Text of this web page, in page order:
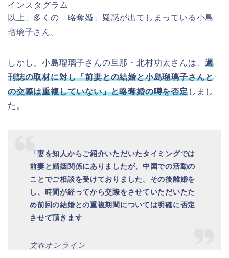
インスタグラム
以上、多くの「略奪婚」疑惑が出てしまっている小島
瑠璃子さん。
しかし、小島瑠璃子さんの旦那・北村功太さんは、週
刊誌の取材に対し「前妻との結婚と小島瑠璃子さんと
の交際は重複していない」と略奪婚の噂を否定しまし
た。
「妻を知人からご紹介いただいたタイミングでは
前妻と婚姻関係にありましたが、中国での活動の
ことでご相談を受けておりました。その後離婚を
し、時間が経ってから交際をさせていただいたた
め前回の結婚との重複期間については明確に否定
させて頂きます
文春オンライン